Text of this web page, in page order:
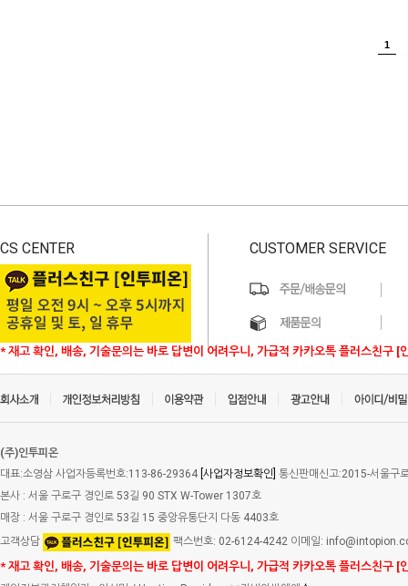
1
CS CENTER
* 재고 확인, 배송, 기술문의는 바로 답변이 어려우니, 가급적 카카오톡 플러스친구 [
CUSTOMER SERVICE
(주)인투피온
대표:소영삼 사업자등록번호:113-86-29364 [사업자정보확인] 통신판매신고:2015-서울구
본사 : 서울 구로구 경인로 53길 90 STX W-Tower 1307호
매장 : 서울 구로구 경인로 53길 15 중앙유통단지 다동 4403호
고객상담
팩스번호: 02-6124-4242 이메일:
* 재고 확인, 배송, 기술문의는 바로 답변이 어려우니, 가급적 카카오톡 플러스친구 [